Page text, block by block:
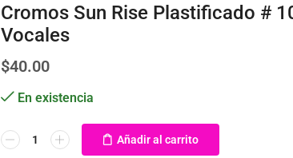
Cromos Sun Rise Plastificado #
Vocales
$40.00
En existencia
Añadir al carrito